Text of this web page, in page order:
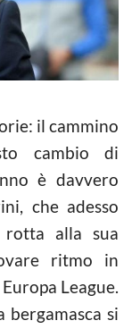
il cammino
cambio di
è davvero
che adesso
alla sua
ritmo in
League.
bergamasca si